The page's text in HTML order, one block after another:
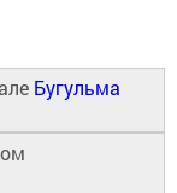
Бугульма